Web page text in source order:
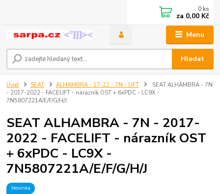
Menu
Hledat
0 ks
za 0,00 Kč
Úvod SEAT ALHAMBRA - 17-22 - 7N - LIFT
SEAT ALHAMBRA - 7N
- 2017-2022 - FACELIFT - nárazník OST + 6xPDC - LC9X -
7N5807221A/E/F/G/H/J
SEAT ALHAMBRA - 7N - 2017-
2022 - FACELIFT - nárazník OST
+ 6xPDC - LC9X -
7N5807221A/E/F/G/H/J
Novinka